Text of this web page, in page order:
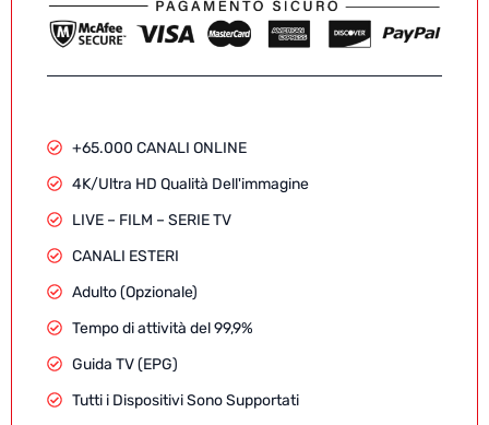
+65.000 CANALI ONLINE
4K/Ultra HD Qualità Dell'immagine
LIVE – FILM – SERIE TV
CANALI ESTERI
Adulto (Opzionale)
Tempo di attività del 99,9%
Guida TV (EPG)
Tutti i Dispositivi Sono Supportati